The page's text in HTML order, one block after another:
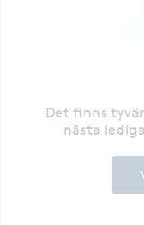
Det finns
nästa